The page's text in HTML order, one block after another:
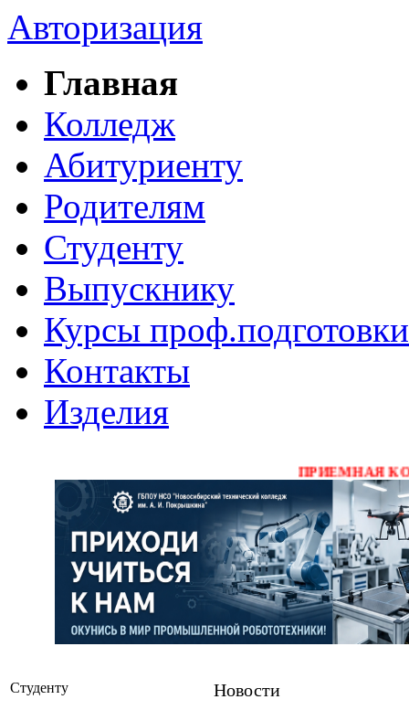
Авторизация
Главная
Колледж
Абитуриенту
Родителям
Студенту
Выпускнику
Курсы проф.подготовки
Контакты
Изделия
ПРИЕМНАЯ КОМИССИЯ
Студенту
Новости